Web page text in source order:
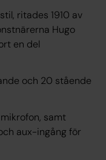
ritades 1910 av
Hugo
en del
och 20 stående
samt
aux-ingång för